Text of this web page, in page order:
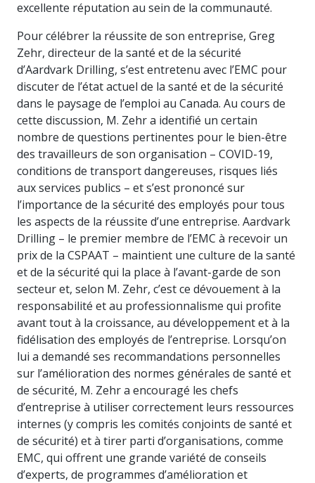
excellente réputation au sein de la communauté.
Pour célébrer la réussite de son entreprise, Greg
Zehr, directeur de la santé et de la sécurité
d’Aardvark Drilling, s’est entretenu avec l’EMC pour
discuter de l’état actuel de la santé et de la sécurité
dans le paysage de l’emploi au Canada. Au cours de
cette discussion, M. Zehr a identifié un certain
nombre de questions pertinentes pour le bien-être
des travailleurs de son organisation – COVID-19,
conditions de transport dangereuses, risques liés
aux services publics – et s’est prononcé sur
l’importance de la sécurité des employés pour tous
les aspects de la réussite d’une entreprise. Aardvark
Drilling – le premier membre de l’EMC à recevoir un
prix de la CSPAAT – maintient une culture de la santé
et de la sécurité qui la place à l’avant-garde de son
secteur et, selon M. Zehr, c’est ce dévouement à la
responsabilité et au professionnalisme qui profite
avant tout à la croissance, au développement et à la
fidélisation des employés de l’entreprise. Lorsqu’on
lui a demandé ses recommandations personnelles
sur l’amélioration des normes générales de santé et
de sécurité, M. Zehr a encouragé les chefs
d’entreprise à utiliser correctement leurs ressources
internes (y compris les comités conjoints de santé et
de sécurité) et à tirer parti d’organisations, comme
EMC, qui offrent une grande variété de conseils
d’experts, de programmes d’amélioration et